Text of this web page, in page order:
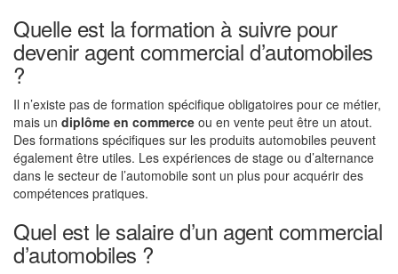
Quelle est la formation à suivre pour
devenir agent commercial d’automobiles
?
Il n’existe pas de formation spécifique obligatoires pour ce métier,
mais un diplôme en commerce ou en vente peut être un atout.
Des formations spécifiques sur les produits automobiles peuvent
également être utiles. Les expériences de stage ou d’alternance
dans le secteur de l’automobile sont un plus pour acquérir des
compétences pratiques.
Quel est le salaire d’un agent commercial
d’automobiles ?